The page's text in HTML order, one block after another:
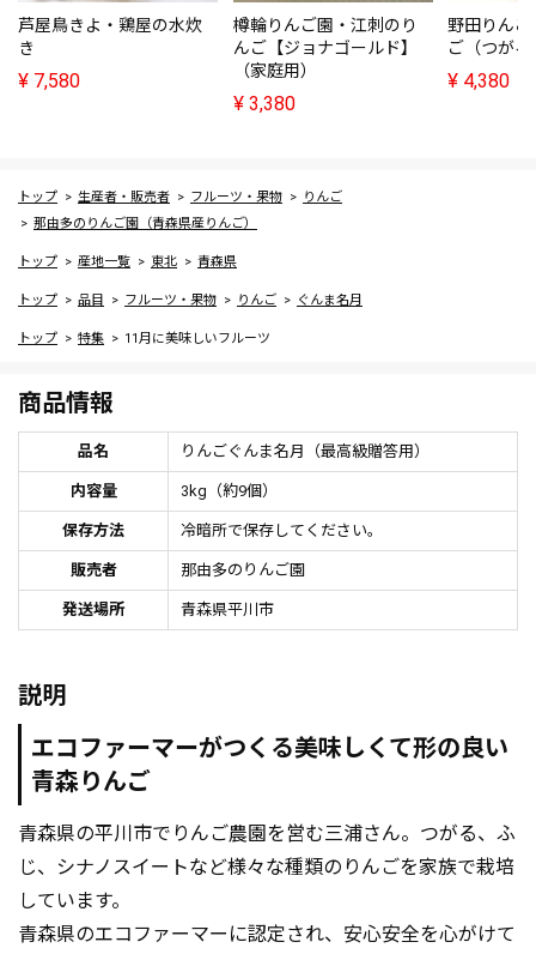
芦屋鳥きよ・鶏屋の水炊
き
¥ 7,580
樽輪りんご園・江刺のり
んご【ジョナゴールド】
（家庭用）
¥ 3,380
野田りん
ご（つが
¥ 4,380
トップ 生産者・販売者 フルーツ・果物
りんご
那由多のりんご園（青森県産りんご）
トップ 産地一覧 東北 青森県
トップ 品目 フルーツ・果物 りんご ぐんま名月
トップ 特集 11月に美味しいフルーツ
商品情報
品名 りんごぐんま名月（最高級贈答用）
内容量 3kg（約9個）
保存方法 冷暗所で保存してください。
販売者 那由多のりんご園
発送場所 青森県平川市
説明
エコファーマーがつくる美味しくて形の良い
青森りんご
青森県の平川市でりんご農園を営む三浦さん。つがる、ふ
じ、シナノスイートなど様々な種類のりんごを家族で栽培
しています。
青森県のエコファーマーに認定され、安心安全を心がけて